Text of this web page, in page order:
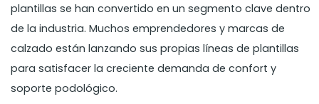
plantillas se han convertido en un segmento clave dentro
de la industria. Muchos emprendedores y marcas de
calzado están lanzando sus propias líneas de plantillas
para satisfacer la creciente demanda de confort y
soporte podológico.